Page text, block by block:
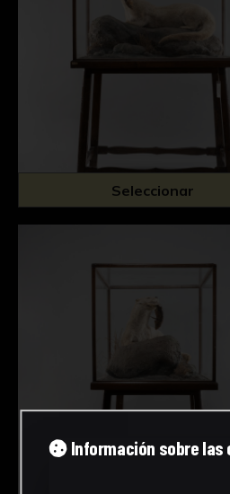
Seleccionar
Información sobre las